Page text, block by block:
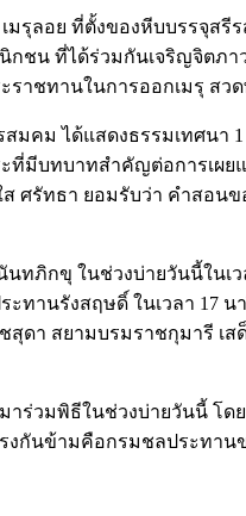
รุลอย ที่ตั้งของหีบบรรจุ
ชน ที่ได้ร่วมกันเจริญจิตภ
าชทานในการออกเมรุ
มคม ได้แสดงธรรมเทศน
มีบทบาทสำคัญต่อการเผ
รัทธา ยอมรับว่า คำสอน
ภิกขุ ในช่วงบ่ายวันนี้ใน
ทานรังสฤษดิ์ ในเวลา
ดา สยามบรมราชกุมารี
วมพิธีในช่วงบ่ายวันนี้ โ
กันข้ามคือกรมชลประทา